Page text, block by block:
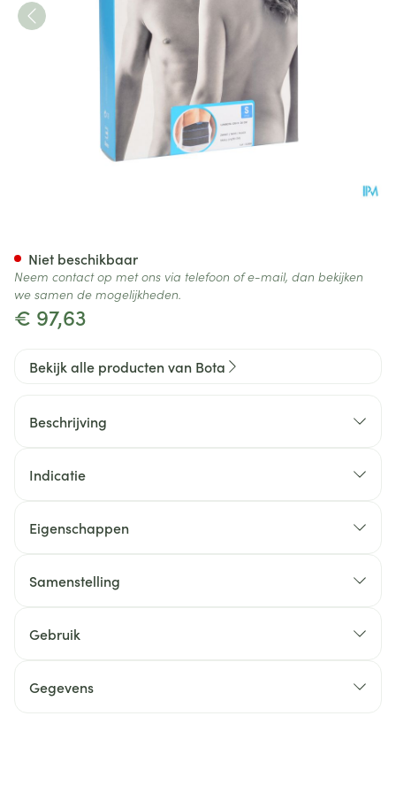
€ 97,63
Niet beschikbaar
Neem contact op met ons via telefoon of e-mail, dan bekijken
we samen de mogelijkheden.
Bekijk alle producten van Bota
Beschrijving
Indicatie
Eigenschappen
Samenstelling
Gebruik
Gegevens